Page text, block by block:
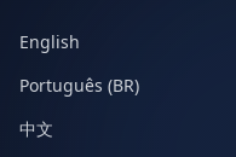
English
Português (BR)
中文